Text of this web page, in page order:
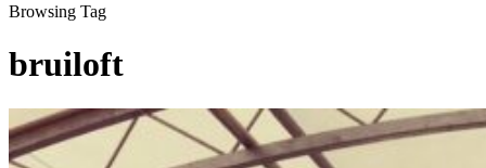
Browsing Tag
bruiloft